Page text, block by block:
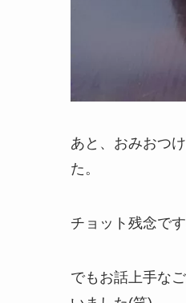
あと、おみおつ
た。
チョット残念です
でもお話上手な